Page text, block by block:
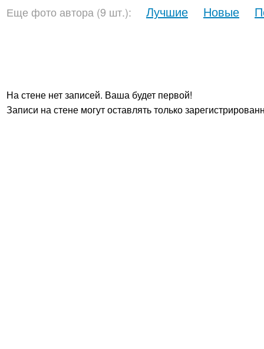
Еще фото автора (9 шт.): Лучшие Новые
На стене нет записей. Ваша будет первой!
Записи на стене могут оставлять только